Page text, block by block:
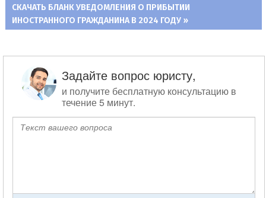
по
СЛЕДУЮЩАЯ
ЗАПИСЬ:
СКАЧАТЬ БЛАНК УВЕДОМЛЕНИЯ О ПРИБЫТИИ
ИНОСТРАННОГО ГРАЖДАНИНА В 2024 ГОДУ